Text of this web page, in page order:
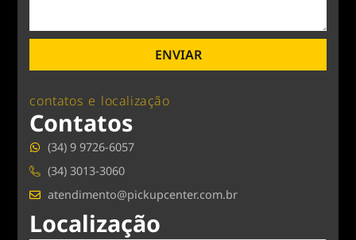
ENVIAR
contatos e localização
Contatos
(34) 9 9726-6057
(34) 3013-3060
atendimento@pickupcenter.com.br
Localização